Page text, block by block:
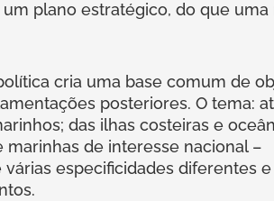
plano estratégico, do que uma
cria uma base comum de
posteriores. O tema:
das ilhas costeiras e
de interesse nacional –
especificidades diferentes e